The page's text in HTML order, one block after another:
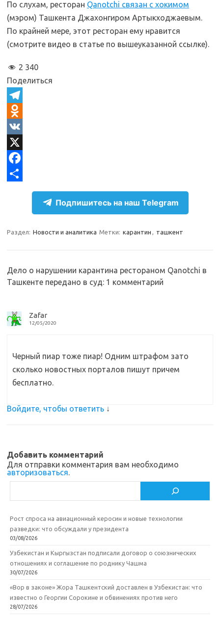
По слухам, ресторан Qanotchi связан с хокимом
(мэром) Ташкента Джахонгиром Артыкходжаевым.
По крайней мере, этот ресторан ему нравится
(смотрите видео в статье по вышеуказанной ссылке).
2 340
Поделиться
T
e
e
g
O
d
n
o
s
n
i
V
KX
F
b
o
k
р
в
и
ь
Подпишитесь на наш Telegram
Раздел: Новости и аналитика Метки: карантин , ташкент
Дело о нарушении карантина рестораном Qanotchi в
Ташкенте передано в суд: 1 комментарий
Zafar
12/05/2020
Черный пиар тоже пиар! Одним штрафом зато
сколько новостных порталов пишут причем
бесплатно.
Войдите, чтобы ответить ↓
Добавить комментарий
Для отправки комментария вам необходимо
авторизоваться.
Рост спроса на авиационный керосин и новые технологии
разведки: что обсуждали у президента
03/08/2026
Узбекистан и Кыргызстан подписали договор о союзнических
отношениях и соглашение по роднику Чашма
30/07/2026
«Вор в законе» Жора Ташкентский доставлен в Узбекистан: что
известно о Георгии Сорокине и обвинениях против него
28/07/2026